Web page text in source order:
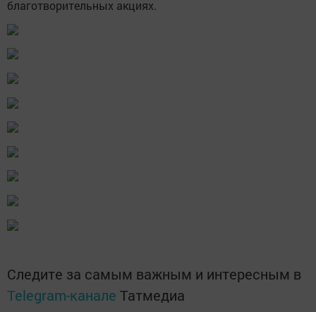
благотворительных акциях.
Следите за самым важным и интересным в
Telegram-канале Татмедиа